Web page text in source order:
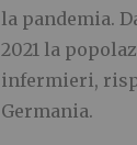
la pandemia.
2021 la
infermieri,
Germania.